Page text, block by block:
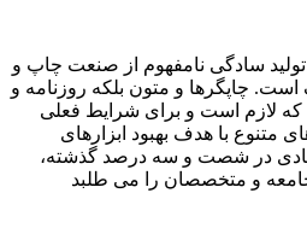
سادگی نامفهوم از صنعت چاپ و
است. چاپگرها و متون بلکه روزنامه و
لازم است و برای شرایط فعلی
متنوع با هدف بهبود ابزارهای
در شصت و سه درصد گذشته،
و متخصصان را می طلبد